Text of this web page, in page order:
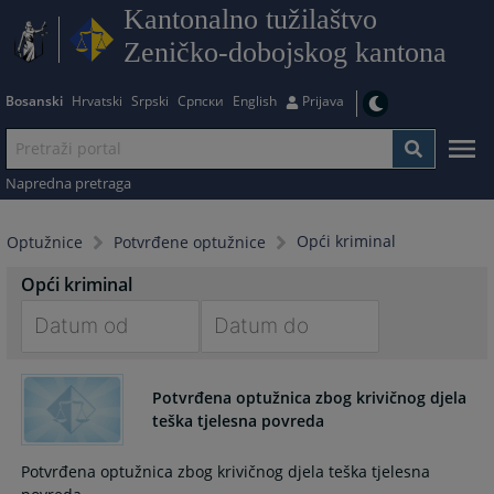
Kantonalno tužilaštvo
Zeničko-dobojskog kantona
Bosanski Hrvatski Srpski Српски English Prijava
Napredna pretraga
Optužnice Potvrđene optužnice Opći kriminal
Opći kriminal
forward
interact
the
forward
to
interact
the
Potvrđena optužnica zbog krivičnog djela
teška tjelesna povreda
Potvrđena optužnica zbog krivičnog djela teška tjelesna